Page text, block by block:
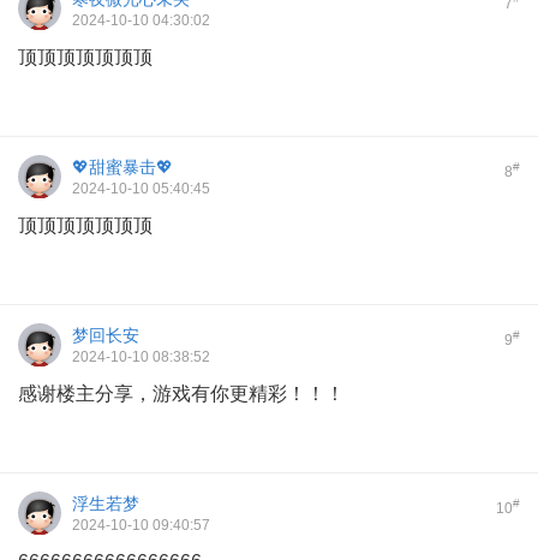
7
2024-10-10 04:30:02
顶顶顶顶顶顶顶
8#
💖甜蜜暴击💖
2024-10-10 05:40:45
顶顶顶顶顶顶顶
9#
梦回长安
2024-10-10 08:38:52
感谢楼主分享，游戏有你更精彩！！！
10#
浮生若梦
2024-10-10 09:40:57